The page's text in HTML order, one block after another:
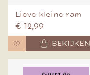
Lieve kleine ram
€ 12,99
BEKIJKEN